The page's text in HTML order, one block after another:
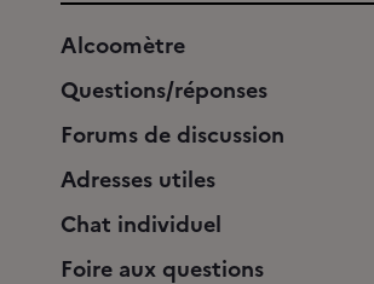
Alcoomètre
Questions/réponses
Forums de discussion
Adresses utiles
Chat individuel
Foire aux questions